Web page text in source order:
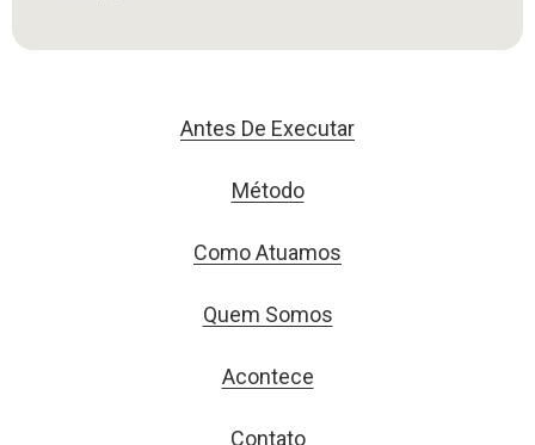
Antes De Executar
Método
Como Atuamos
Quem Somos
Acontece
Contato